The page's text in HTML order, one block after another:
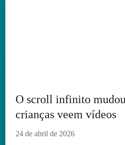
O scroll infinito
crianças veem vídeos
24 de abril de 2026